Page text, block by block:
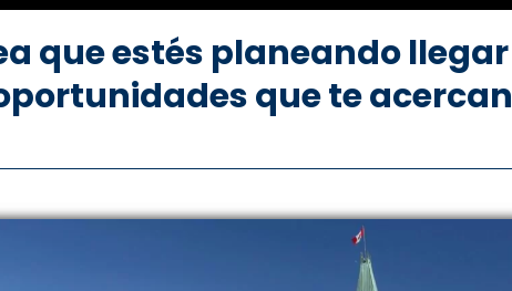
que estés planeando
que te